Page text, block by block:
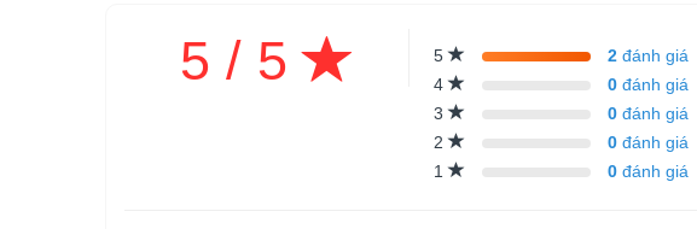
5 / 5 5 2 đánh giá
4
0 đánh giá
3
0 đánh giá
2
0 đánh giá
1
0 đánh giá